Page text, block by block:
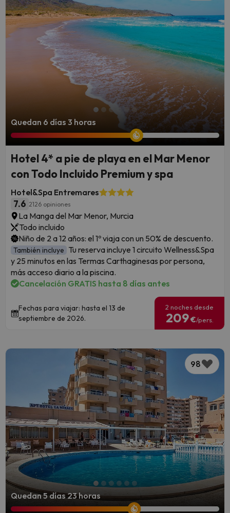
Quedan 6 días 3 horas
Hotel 4* a pie de playa en el Mar Menor
con Todo Incluido Premium y spa
Hotel&Spa Entremares
7.6 2126 opiniones
La Manga del Mar Menor, Murcia
Todo incluido
Niño de 2 a 12 años: el 1º viaja con un 50% de descuento.
También incluye Tu reserva incluye 1 circuito Wellness&Spa
y 25 minutos en las Termas Carthaginesas por persona,
más acceso diario a la piscina.
Cancelación GRATIS hasta 8 días antes
Fechas para viajar: hasta el 13 de
septiembre de 2026.
2 noches desde
209€/pers.
98
Quedan 5 días 23 horas